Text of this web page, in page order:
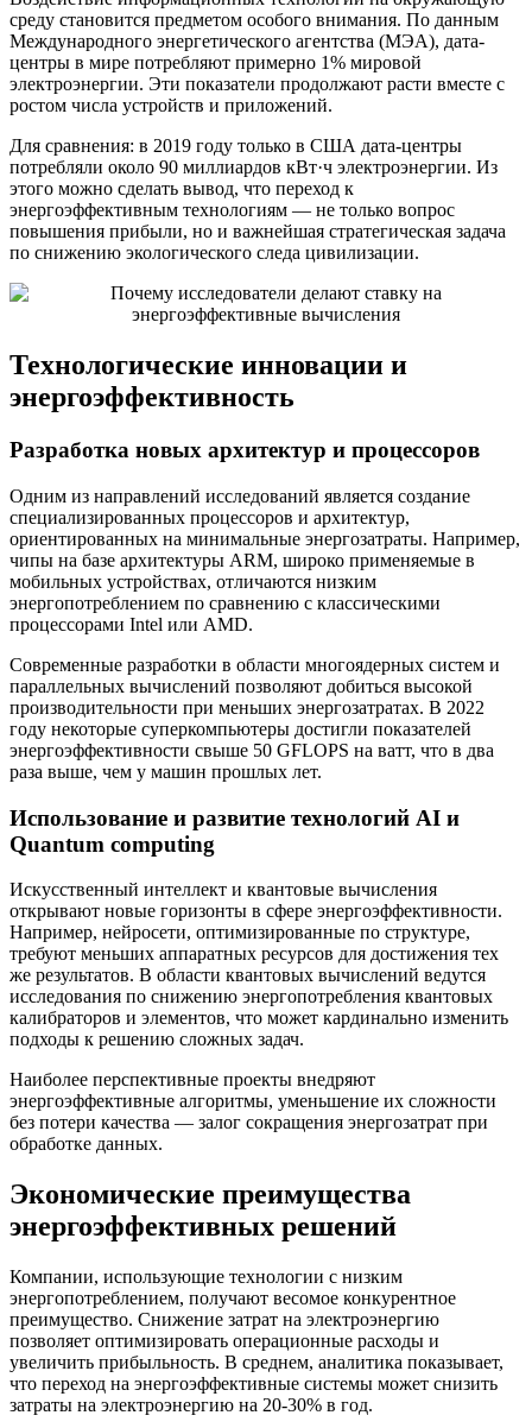
среду становится предметом особого внимания. По данным
Международного энергетического агентства (МЭА), дата-
центры в мире потребляют примерно 1% мировой
электроэнергии. Эти показатели продолжают расти вместе с
ростом числа устройств и приложений.
Для сравнения: в 2019 году только в США дата-центры
потребляли около 90 миллиардов кВт·ч электроэнергии. Из
этого можно сделать вывод, что переход к
энергоэффективным технологиям — не только вопрос
повышения прибыли, но и важнейшая стратегическая задача
по снижению экологического следа цивилизации.
Технологические инновации и
энергоэффективность
Разработка новых архитектур и процессоров
Одним из направлений исследований является создание
специализированных процессоров и архитектур,
ориентированных на минимальные энергозатраты. Например,
чипы на базе архитектуры ARM, широко применяемые в
мобильных устройствах, отличаются низким
энергопотреблением по сравнению с классическими
процессорами Intel или AMD.
Современные разработки в области многоядерных систем и
параллельных вычислений позволяют добиться высокой
производительности при меньших энергозатратах. В 2022
году некоторые суперкомпьютеры достигли показателей
энергоэффективности свыше 50 GFLOPS на ватт, что в два
раза выше, чем у машин прошлых лет.
Использование и развитие технологий AI и
Quantum computing
Искусственный интеллект и квантовые вычисления
открывают новые горизонты в сфере энергоэффективности.
Например, нейросети, оптимизированные по структуре,
требуют меньших аппаратных ресурсов для достижения тех
же результатов. В области квантовых вычислений ведутся
исследования по снижению энергопотребления квантовых
калибраторов и элементов, что может кардинально изменить
подходы к решению сложных задач.
Наиболее перспективные проекты внедряют
энергоэффективные алгоритмы, уменьшение их сложности
без потери качества — залог сокращения энергозатрат при
обработке данных.
Экономические преимущества
энергоэффективных решений
Компании, использующие технологии с низким
энергопотреблением, получают весомое конкурентное
преимущество. Снижение затрат на электроэнергию
позволяет оптимизировать операционные расходы и
увеличить прибыльность. В среднем, аналитика показывает,
что переход на энергоэффективные системы может снизить
затраты на электроэнергию на 20-30% в год.